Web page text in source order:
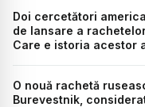
Doi cercetători
de lansare a
Care e istoria acestor
O nouă rachetă
Burevestnik,